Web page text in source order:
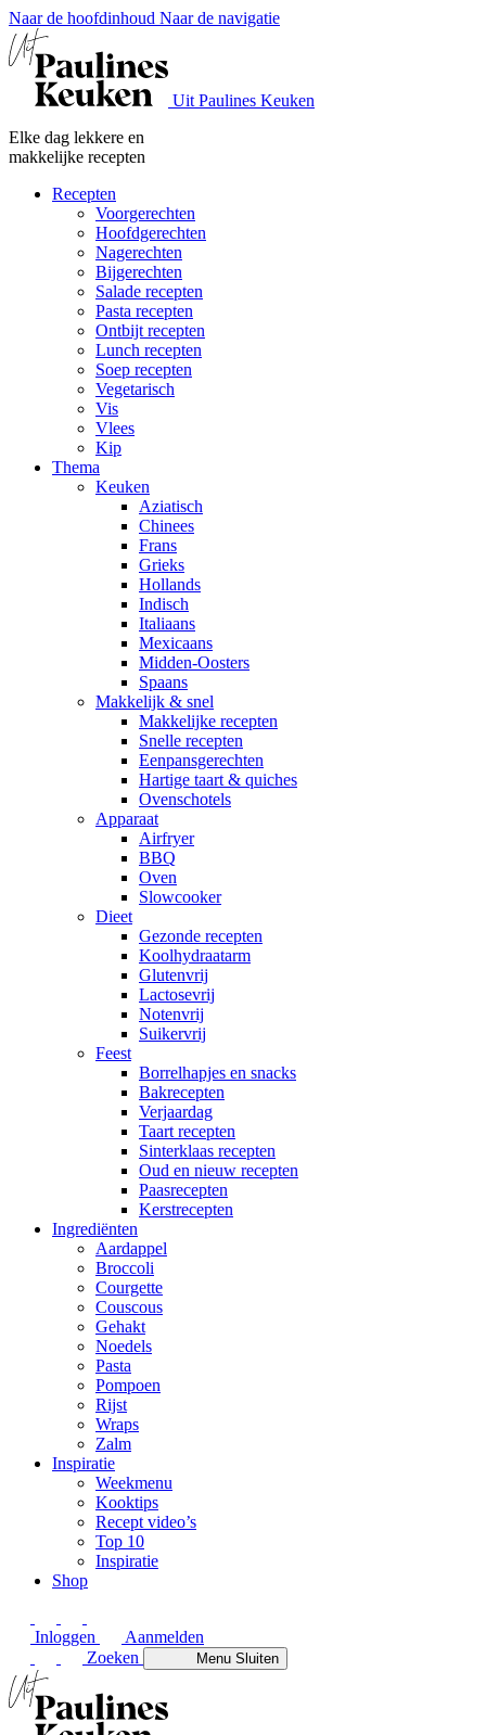
Naar de hoofdinhoud Naar de navigatie
Uit Paulines Keuken
Elke dag lekkere en
makkelijke recepten
Recepten
Voorgerechten
Hoofdgerechten
Nagerechten
Bijgerechten
Salade recepten
Pasta recepten
Ontbijt recepten
Lunch recepten
Soep recepten
Vegetarisch
Vis
Vlees
Kip
Thema
Keuken
Aziatisch
Chinees
Frans
Grieks
Hollands
Indisch
Italiaans
Mexicaans
Midden-Oosters
Spaans
Makkelijk & snel
Makkelijke recepten
Snelle recepten
Eenpansgerechten
Hartige taart & quiches
Ovenschotels
Apparaat
Airfryer
BBQ
Oven
Slowcooker
Dieet
Gezonde recepten
Koolhydraatarm
Glutenvrij
Lactosevrij
Notenvrij
Suikervrij
Feest
Borrelhapjes en snacks
Bakrecepten
Verjaardag
Taart recepten
Sinterklaas recepten
Oud en nieuw recepten
Paasrecepten
Kerstrecepten
Ingrediënten
Aardappel
Broccoli
Courgette
Couscous
Gehakt
Noedels
Pasta
Pompoen
Rijst
Wraps
Zalm
Inspiratie
Weekmenu
Kooktips
Recept video’s
Top 10
Inspiratie
Shop
Inloggen
Aanmelden
Zoeken
MenuSluiten